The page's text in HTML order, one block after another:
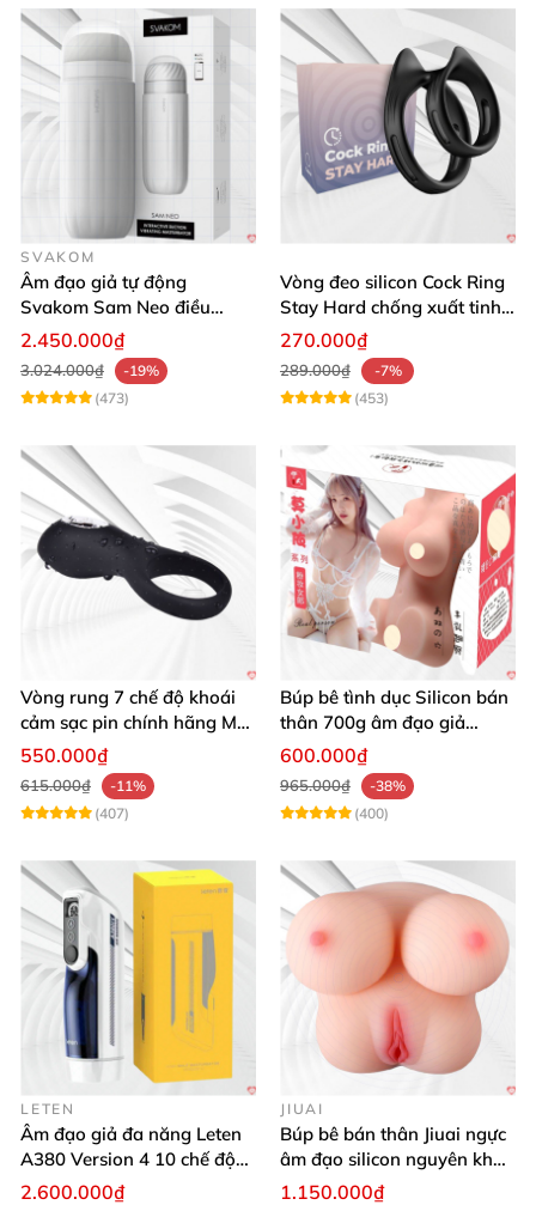
SVAKOM
Âm đạo giả tự động
Svakom Sam Neo điều
khiển app webcam cao cấp
2.450.000₫
3.024.000₫
-19%
(473)
Vòng đeo silicon Cock Ring
Stay Hard chống xuất tinh
sớm
270.000₫
289.000₫
-7%
(453)
Vòng rung 7 chế độ khoái
cảm sạc pin chính hãng Mỹ
cực phê
550.000₫
615.000₫
-11%
(407)
Búp bê tình dục Silicon bán
thân 700g âm đạo giả
nguyên khối giống thật
600.000₫
965.000₫
-38%
(400)
LETEN
Âm đạo giả đa năng Leten
A380 Version 4 10 chế độ
bú mút sục
2.600.000₫
JIUAI
Búp bê bán thân Jiuai ngực
âm đạo silicon nguyên khối
cao cấp
1.150.000₫